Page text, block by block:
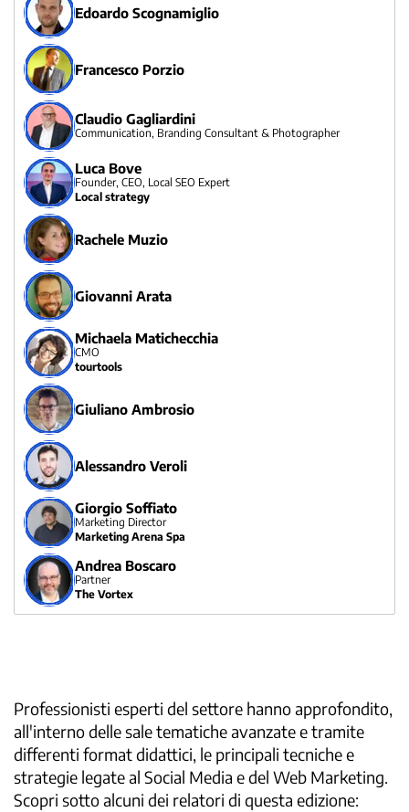
Edoardo Scognamiglio
Francesco Porzio
Claudio Gagliardini
Communication, Branding Consultant & Photographer
Luca Bove
Founder, CEO, Local SEO Expert
Local strategy
Rachele Muzio
Giovanni Arata
Michaela Matichecchia
CMO
tourtools
Giuliano Ambrosio
Alessandro Veroli
Giorgio Soffiato
Marketing Director
Marketing Arena Spa
Andrea Boscaro
Partner
The Vortex
Professionisti esperti del settore hanno approfondito,
all'interno delle sale tematiche avanzate e tramite
differenti format didattici, le principali tecniche e
strategie legate al Social Media e del Web Marketing.
Scopri sotto alcuni dei relatori di questa edizione: